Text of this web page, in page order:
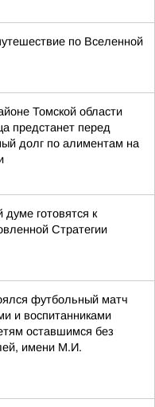
по Вселенной
Томской области
предстанет перед
долг по алиментам на
готовятся к
Стратегии
футбольный матч
и воспитанниками
оставшимся без
имени М.И.